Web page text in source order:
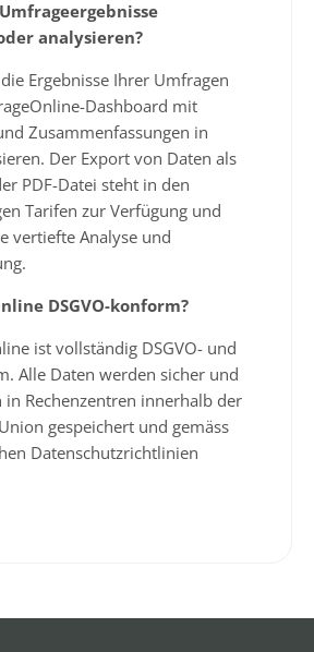
analysieren?
Ergebnisse Ihrer Umfragen
Dashboard mit
Zusammenfassungen in
Der Export von Daten als
PDF-Datei steht in den
Tarifen zur Verfügung und
vertiefte Analyse und
DSGVO-konform?
ist vollständig DSGVO- und
Alle Daten werden sicher und
in Rechenzentren innerhalb der
gespeichert und gemäss
Datenschutzrichtlinien